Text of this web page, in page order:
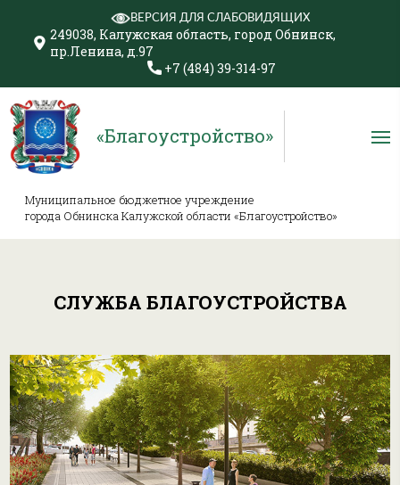
ВЕРСИЯ ДЛЯ СЛАБОВИДЯЩИХ
249038, Калужская область, город Обнинск,
пр.Ленина, д.97
+7 (484) 39-314-97
«Благоустройство»
Муниципальное бюджетное учреждение
города Обнинска Калужской области «Благоустройство»
СЛУЖБА БЛАГОУСТРОЙСТВА